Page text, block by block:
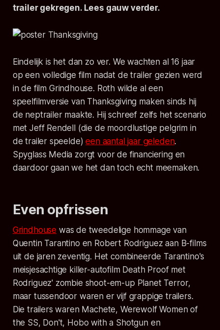
trailer gekregen. Lees gauw verder.
Eindelijk is het dan zo ver. We wachten al 16 jaar
op een volledige film nadat de trailer gezien werd
in de film Grindhouse. Roth wilde al een
speelfilmversie van Thanksgiving maken sinds hij
de neptrailer maakte. Hij schreef zelfs het scenario
met Jeff Rendell (die de moordlustige pelgrim in
de trailer speelde)een aantal jaar geleden.
Spyglass Media zorgt voor de financiering en
daardoor gaan we het dan toch echt meemaken.
Even opfrissen
Grindhouse was de tweedelige hommage van
Quentin Tarantino en Robert Rodriguez aan B-films
uit de jaren zeventig. Het combineerde Tarantino's
meisjesachtige killer-autofilm Death Proof met
Rodriguez' zombie shoot-em-up Planet Terror,
maar tussendoor waren er vijf grappige trailers.
Die trailers waren Machete, Werewolf Women of
the SS, Don't, Hobo with a Shotgunen